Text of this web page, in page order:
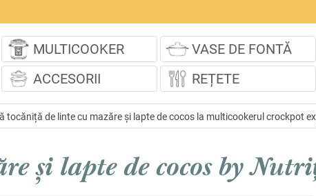
MULTICOOKER
VASE DE FONTĂ
ACCESORII REȚETE
tocăniță de linte cu mazăre și lapte de cocos la multicookerul crockpot
și lapte de cocos by